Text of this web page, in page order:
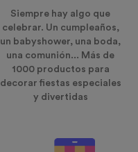
Siempre hay algo que
celebrar. Un cumpleaños,
un babyshower, una boda,
una comunión... Más de
1000 productos para
decorar fiestas especiales
y divertidas